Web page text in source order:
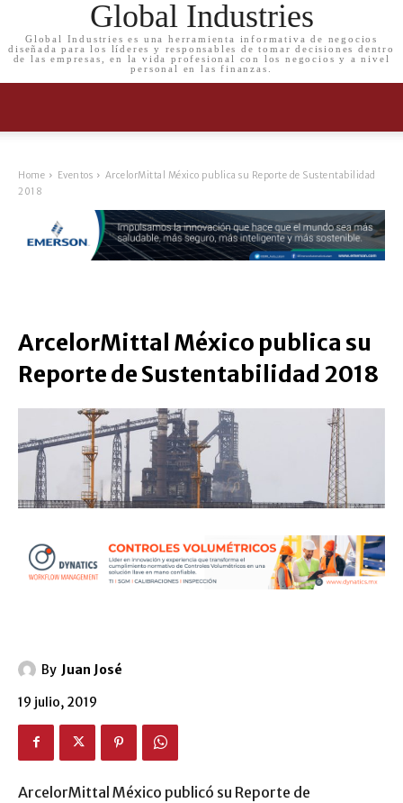
Global Industries
Global Industries es una herramienta informativa de negocios
diseñada para los líderes y responsables de tomar decisiones dentro
de las empresas, en la vida profesional con los negocios y a nivel
personal en las finanzas.
Home Eventos
ArcelorMittal México publica su Reporte de Sustentabilidad
2018
ArcelorMittal México publica su
Reporte de Sustentabilidad 2018
By Juan José
19 julio, 2019
ArcelorMittal México publicó su Reporte de